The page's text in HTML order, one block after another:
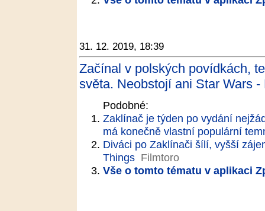
31. 12. 2019, 18:39
Začínal v polských povídkách,
světa. Neobstojí ani Star Wars -
Podobné:
Zaklínač je týden po vydání
má konečně vlastní populární
Diváci po Zaklínači šílí, vyšší
Things Filmtoro
Vše o tomto tématu v aplikaci